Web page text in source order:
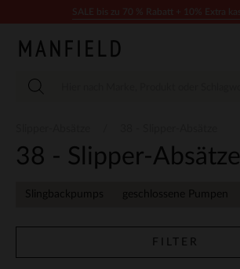
38 - Slipper-Absätze
Slingbackpumps geschlossene Pumpen
FILTER